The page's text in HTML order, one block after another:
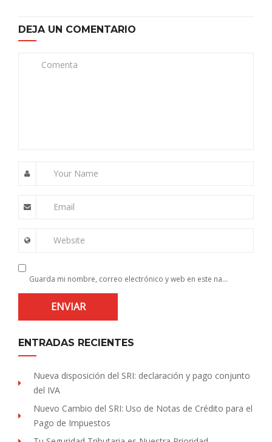
DEJA UN COMENTARIO
Comenta
Your Name
Email
Website
Guarda mi nombre, correo electrónico y web en este navegador para la próxima vez que comente.
ENTRADAS RECIENTES
Nueva disposición del SRI: declaración y pago conjunto
del IVA
Nuevo Cambio del SRI: Uso de Notas de Crédito para el
Pago de Impuestos